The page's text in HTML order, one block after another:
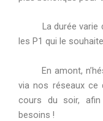
La durée varie
les P1 qui le
En amont,
via nos réseaux ce
cours du soir, afin
besoins !